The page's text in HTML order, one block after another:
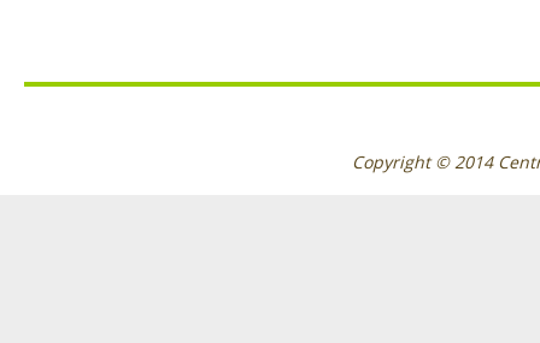
Copyright © 2014